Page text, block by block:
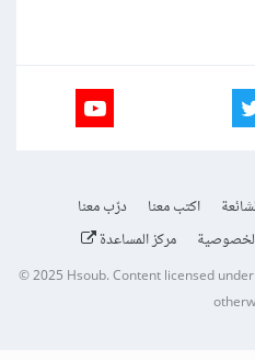
اكتب معنا
درّب معنا
مركز المساعدة
© 2025Hsoub.Content licensed